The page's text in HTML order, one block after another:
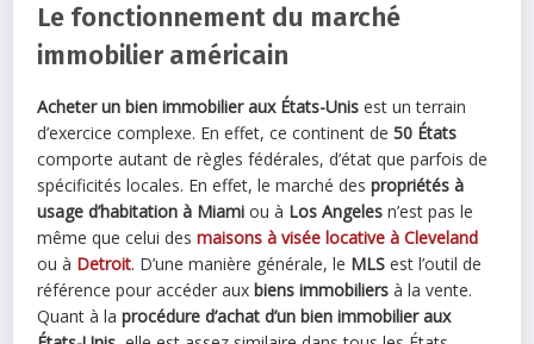
Le fonctionnement du marché
immobilier américain
Acheter un bien immobilier aux États-Unis est un terrain
d’exercice complexe. En effet, ce continent de50 États
comporte autant de règles fédérales, d’état que parfois de
spécificités locales. En effet, le marché despropriétés à
usage d’habitation à Miami ou à Los Angeles n’est pas le
même que celui desmaisons à visée locative à Cleveland
ou à Detroit. D’une manière générale, le MLS est l’outil de
référence pour accéder auxbiens immobiliers à la vente.
Quant à laprocédure d’achat d’un bien immobilier aux